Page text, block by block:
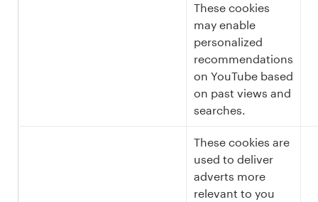
These cookies
may enable
personalized
recommendations
on YouTube based
on past views and
searches.
These cookies are
used to deliver
adverts more
relevant to you